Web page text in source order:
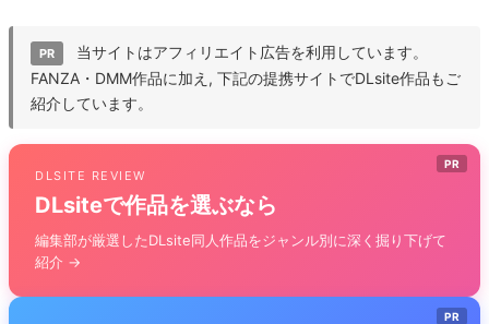
PR
当サイトはアフィリエイト広告を利用しています。
FANZA・DMM作品に加え, 下記の提携サイトでDLsite作品もご
紹介しています。
PR
DLSITE REVIEW
DLsiteで作品を選ぶなら
編集部が厳選したDLsite同人作品をジャンル別に深く掘り下げて
紹介 →
PR